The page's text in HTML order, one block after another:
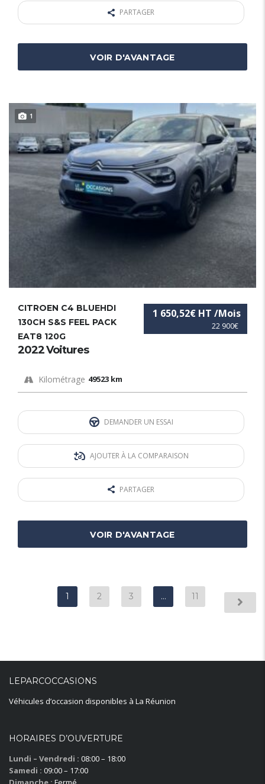
PARTAGER
VOIR D'AVANTAGE
1
22 900€
1 650,52€ HT /Mois
CITROEN C4 BLUEHDI
130CH S&S FEEL PACK
EAT8 120G
2022 Voitures
Kilométrage 49523 km
DEMANDER UN ESSAI
AJOUTER À LA COMPARAISON
PARTAGER
VOIR D'AVANTAGE
1 2 3 … 11
LEPARCOCCASIONS
Véhicules d’occasion disponibles à La Réunion
HORAIRES D’OUVERTURE
Lundi – Vendredi : 08:00 – 18:00
Samedi : 09:00 – 17:00